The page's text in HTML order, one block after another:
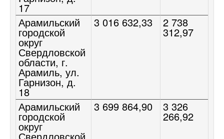
17
Арамильский
городской
округ
Свердловской
области, г.
Арамиль, ул.
Гарнизон, д.
18
3 016 632,33 2 738
312,97
Арамильский
городской
округ
3 699 864,90 3 326
266,92